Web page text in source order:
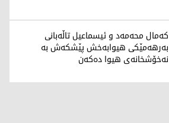
کەمال محەمەد و ئیسماعیل تاڵەبانی
بەرهەمێکی هیوابەخش پێشکەش بە
نەخۆشخانەی هیوا دەکەن